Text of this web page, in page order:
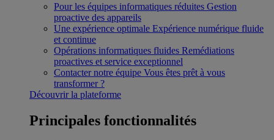
Pour les équipes informatiques réduites Gestion
proactive des appareils
Une expérience optimale Expérience numérique fluide
et continue
Opérations informatiques fluides Remédiations
proactives et service exceptionnel
Contacter notre équipe Vous êtes prêt à vous
transformer ?
Découvrir la plateforme
Principales fonctionnalités